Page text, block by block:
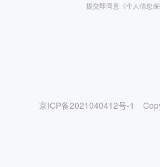
提交即同意《个人信息保
京ICP备2021040412号-1